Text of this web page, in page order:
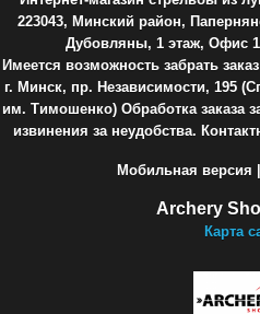
223043, Минский район,
Дубовляны, 1 этаж, Офис
Имеется возможность забрать
г. Минск, пр. Независимости, 195
им. Тимошенко) Обработка заказа
извинения за неудобства.
Мобильная версия |
Archery
Карта